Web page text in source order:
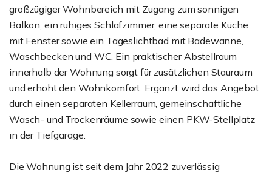
großzügiger Wohnbereich mit Zugang zum sonnigen
Balkon, ein ruhiges Schlafzimmer, eine separate Küche
mit Fenster sowie ein Tageslichtbad mit Badewanne,
Waschbecken und WC. Ein praktischer Abstellraum
innerhalb der Wohnung sorgt für zusätzlichen Stauraum
und erhöht den Wohnkomfort. Ergänzt wird das Angebot
durch einen separaten Kellerraum, gemeinschaftliche
Wasch- und Trockenräume sowie einen PKW-Stellplatz
in der Tiefgarage.
Die Wohnung ist seit dem Jahr 2022 zuverlässig